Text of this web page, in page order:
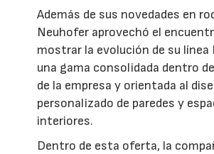
Además de sus novedades en
Neuhofer aprovechó el
mostrar la evolución de su línea
una gama consolidada dentro
de la empresa y orientada al
personalizado de paredes y
interiores.
Dentro de esta oferta, la